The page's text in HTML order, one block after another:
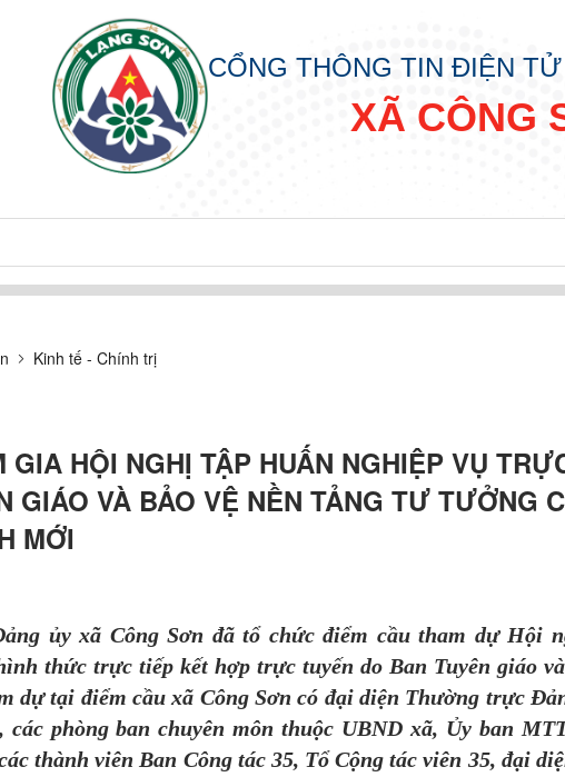
CỔNG THÔNG TIN ĐIỆN
XÃ CÔNG
Kinh tế - Chính trị
GIA HỘI NGHỊ TẬP HUẤN NGHIỆP VỤ
GIÁO VÀ BẢO VỆ NỀN TẢNG TƯ TƯỞNG
MỚI
ủy xã Công Sơn đã tổ chức điểm cầu tham dự Hội
thức trực tiếp kết hợp trực tuyến do Ban Tuyên giáo
dự tại điểm cầu xã Công Sơn có đại diện Thường trực
các phòng ban chuyên môn thuộc UBND xã, Ủy ban
thành viên Ban Công tác 35, Tổ Cộng tác viên 35, đại